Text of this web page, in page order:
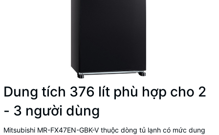
Dung tích 376 lít phù hợp cho 2
- 3 người dùng
Mitsubishi MR-FX47EN-GBK-V thuộc dòng tủ lạnh có mức dung